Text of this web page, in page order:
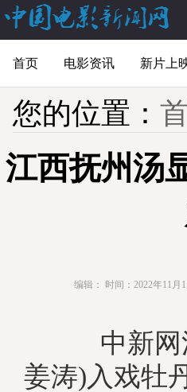
首页 电影资讯 新片上
您的位置：
江西抚州汤
编辑： 时间：2022年11月
中新网江
姜涛)入戏牡